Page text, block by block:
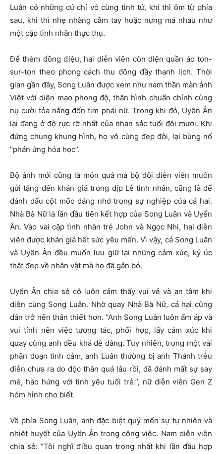
Luân có những cử chỉ vô cùng tình tứ, khi thì ôm từ phía
sau, khi thì nhẹ nhàng cầm tay hoặc nựng má nhau như
một cặp tình nhân thực thụ.
Để thêm đồng điệu, hai diễn viên còn diện quần áo ton-
sur-ton theo phong cách thu đông đầy thanh lịch. Thời
gian gần đây, Song Luân được xem như nam thần màn ảnh
Việt với diện mạo phong độ, thân hình chuẩn chỉnh cùng
nụ cười tỏa nắng đốn tim phái nữ. Trong khi đó, Uyển Ân
lại đang ở độ rực rỡ nhất của nhan sắc tuổi đôi mươi. Khi
đứng chung khung hình, họ vô cùng đẹp đôi, lại bùng nổ
“phản ứng hóa học”.
Bộ ảnh mới cũng là món quà mà bộ đôi diễn viên muốn
gửi tặng đến khán giả trong dịp Lễ tình nhân, cũng là để
đánh dấu cột mốc đáng nhớ trong sự nghiệp của cả hai.
Nhà Bà Nữ là lần đầu tiên kết hợp của Song Luân và Uyển
Ân. Vào vai cặp tình nhân trẻ John và Ngọc Nhi, hai diễn
viên được khán giả hết sức yêu mến. Vì vậy, cả Song Luân
và Uyển Ân đều muốn lưu giữ lại những cảm xúc, ký ức
thật đẹp về nhân vật mà họ đã gắn bó.
Uyển Ân chia sẻ cô luôn cảm thấy vui vẻ và an tâm khi
diễn cùng Song Luân. Nhờ quay Nhà Bà Nữ, cả hai cũng
dần trở nên thân thiết hơn. “Anh Song Luân luôn ấm áp và
vui tính nên việc tương tác, phối hợp, lấy cảm xúc khi
quay cùng anh đều khá dễ dàng. Tuy nhiên, trong một vài
phân đoạn tình cảm, anh Luân thường bị anh Thành trêu
diễn chưa ra do độc thân quá lâu rồi, đã đánh mất sự say
mê, hào hứng với tình yêu tuổi trẻ.”, nữ diễn viên Gen Z
hóm hỉnh cho biết.
Về phía Song Luân, anh đặc biệt quý mến sự tự nhiên và
nhiệt huyết của Uyển Ân trong công việc. Nam diễn viên
chia sẻ: “Tôi nghĩ điều quan trọng nhất khi lần đầu hợp